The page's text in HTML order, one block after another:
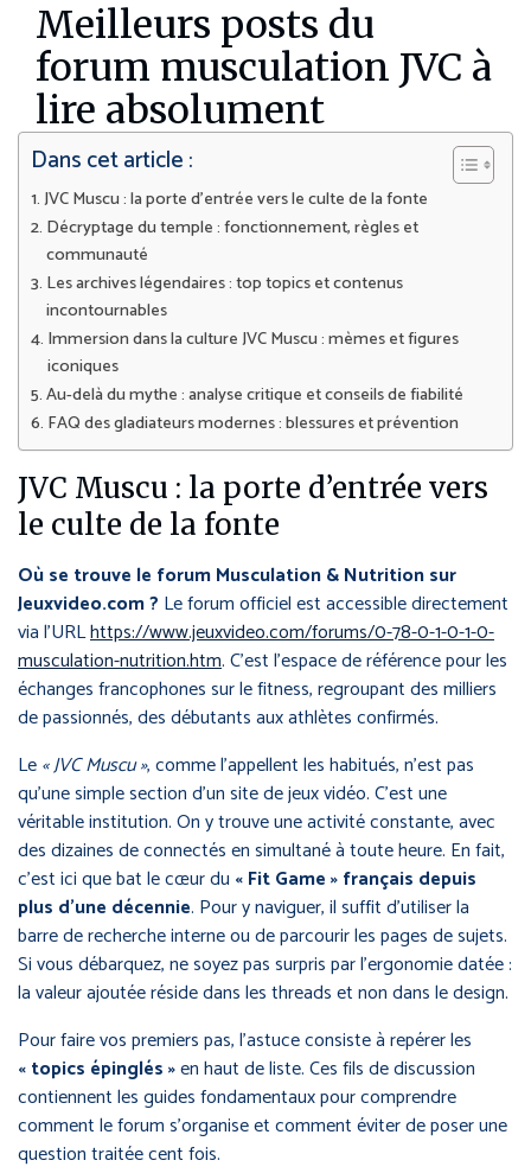
Meilleurs posts du
forum musculation JVC à
lire absolument
Dans cet article :
JVC Muscu : la porte d’entrée vers le culte de la fonte
Décryptage du temple : fonctionnement, règles et
communauté
Les archives légendaires : top topics et contenus
incontournables
Immersion dans la culture JVC Muscu : mèmes et figures
iconiques
Au-delà du mythe : analyse critique et conseils de fiabilité
FAQ des gladiateurs modernes : blessures et prévention
JVC Muscu : la porte d’entrée vers
le culte de la fonte
Où se trouve le forum Musculation & Nutrition sur
Jeuxvideo.com ? Le forum officiel est accessible directement
via l’URLhttps://www.jeuxvideo.com/forums/0-78-0-1-0-1-0-
musculation-nutrition.htm. C’est l’espace de référence pour les
échanges francophones sur le fitness, regroupant des milliers
de passionnés, des débutants aux athlètes confirmés.
Le« JVC Muscu », comme l’appellent les habitués, n’est pas
qu’une simple section d’un site de jeux vidéo. C’est une
véritable institution. On y trouve une activité constante, avec
des dizaines de connectés en simultané à toute heure. En fait,
c’est ici que bat le cœur du « Fit Game » français depuis
plus d’une décennie. Pour y naviguer, il suffit d’utiliser la
barre de recherche interne ou de parcourir les pages de sujets.
Si vous débarquez, ne soyez pas surpris par l’ergonomie datée :
la valeur ajoutée réside dans les threads et non dans le design.
Pour faire vos premiers pas, l’astuce consiste à repérer les
« topics épinglés »en haut de liste. Ces fils de discussion
contiennent les guides fondamentaux pour comprendre
comment le forum s’organise et comment éviter de poser une
question traitée cent fois.